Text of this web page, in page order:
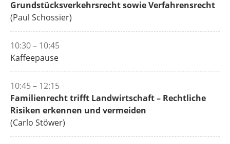
Grundstücksverkehrsrecht sowie Verfahrensrecht
(Paul Schossier)
10:30 – 10:45
Kaffeepause
10:45 – 12:15
Familienrecht trifft Landwirtschaft – Rechtliche
Risiken erkennen und vermeiden
(Carlo Stöwer)